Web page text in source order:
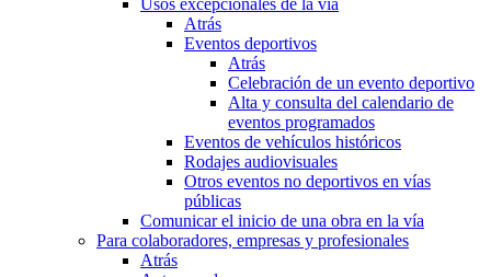
Usos excepcionales de la vía
Atrás
Eventos deportivos
Atrás
Celebración de un evento deportivo
Alta y consulta del calendario de
eventos programados
Eventos de vehículos históricos
Rodajes audiovisuales
Otros eventos no deportivos en vías
públicas
Comunicar el inicio de una obra en la vía
Para colaboradores, empresas y profesionales
Atrás